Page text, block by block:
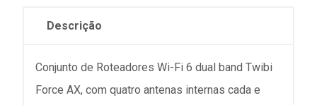
Descrição
Conjunto de Roteadores Wi-Fi 6 dual band Twibi
Force AX, com quatro antenas internas cada e